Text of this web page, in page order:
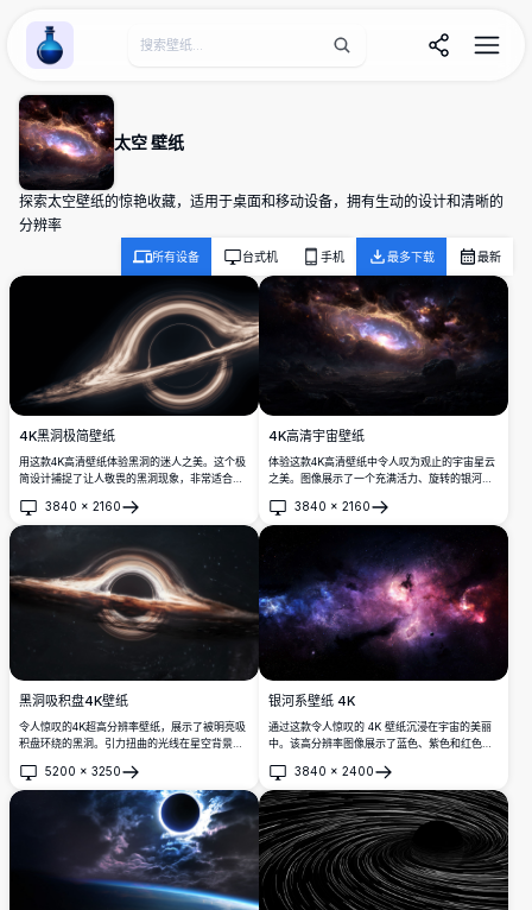
Wallpaper Alchemy
太空 壁纸
探索太空壁纸的惊艳收藏，适用于桌面和移动设备，拥有生动的设计和清晰的
分辨率
所有设备 台式机 手机 最多下载 最新
4K黑洞极简壁纸
用这款4K高清壁纸体验黑洞的迷人之美。这个极
简设计捕捉了让人敬畏的黑洞现象，非常适合太
的人。3840 × 2160
打开
4K高清宇宙壁纸
体验这款4K高清壁纸中令人叹为观止的宇宙星云
之美。图像展示了一个充满活力、旋转的银河
和桌面背景。暗色前景与明亮的天体形成对比，
创造出惊艳的视觉效果。
3840 × 2160
打开
黑洞吸积盘4K壁纸
令人惊叹的4K超高分辨率壁纸，展示了被明亮吸
积盘环绕的黑洞。引力扭曲的光线在星空背景下
视觉细节将深空的奥秘带到您的桌面。
5200 × 3250
打开
银河系壁纸 4K
通过这款令人惊叹的 4K 壁纸沉浸在宇宙的美丽
中。该高分辨率图像展示了蓝色、紫色和红色的
桌面或手机背景。
3840 × 2400
打开